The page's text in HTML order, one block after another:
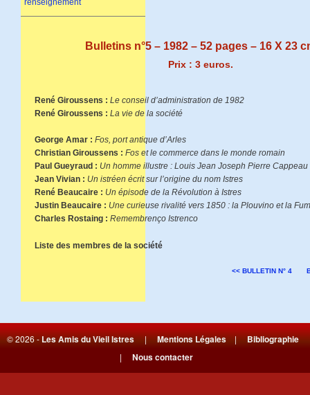
renseignement
Bulletins n°5 – 1982 – 52 pages – 16 X 23
Prix : 3 euros.
René Giroussens : Le conseil d’administration de 1982
René Giroussens : La vie de la société
George Amar : Fos, port antique d’Arles
Christian Giroussens : Fos et le commerce dans le monde romain
Paul Gueyraud : Un homme illustre : Louis Jean Joseph Pierre Cappeau
Jean Vivian : Un istréen écrit sur l’origine du nom Istres
René Beaucaire : Un épisode de la Révolution à Istres
Justin Beaucaire : Une curieuse rivalité vers 1850 : la Plouvino et la
Charles Rostaing : Remembrenço Istrenco
Liste des membres de la société
<< BULLETIN N° 4
© 2026 -Les Amis du Vieil Istres|Mentions Légales|Bibliographie
| Nous contacter